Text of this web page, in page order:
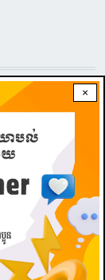
×